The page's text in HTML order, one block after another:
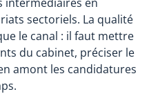
sectoriels. La qualité
le canal : il faut mettre
du cabinet, préciser le
amont les candidatures